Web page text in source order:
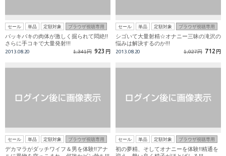
セール 単品 定額対象 ブラウザ視聴専用
バッキバキの肉体が激しく掘られて悶絶!!
さらに手コキで大量発射!!!
2013.08.20 1,341円 923 円
セール 単品 定額対象 ブラウザ視聴専用
シゴいて大量射精☆オナニー三昧の滝沢の
悩みは解決するのか!!!
2013.08.20 1,027円 712 円
セール 単品 定額対象 ブラウザ視聴専用
デカマラがダッチワイフ＆男を体験!!アナ
セール 単品 定額対象 ブラウザ視聴専用
初の夢精、そしてオナニーを体験!!精通を